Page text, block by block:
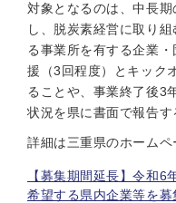
対象となるのは、中長
し、脱炭素経営に取り
る事業所を有する企業
援（3回程度）とキック
ることや、事業終了後3
状況を県に書面で報告す
詳細は三重県のホームペ
【募集期間延長】令和
希望する県内企業等を募